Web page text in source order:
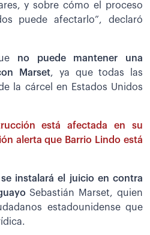
y sobre cómo el proceso
puede afectarlo”, declaró
no puede mantener una
Marset, ya que todas las
la cárcel en Estados Unidos
está afectada en su
alerta que Barrio Lindo está
se instalará el juicio en contra
Sebastián Marset, quien
estadounidense que